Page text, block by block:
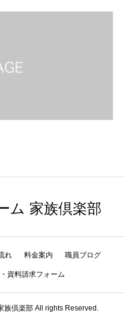
ム 家族倶楽部
れ 料金案内 職員ブログ
資料請求フォーム
族倶楽部 All rights Reserved.